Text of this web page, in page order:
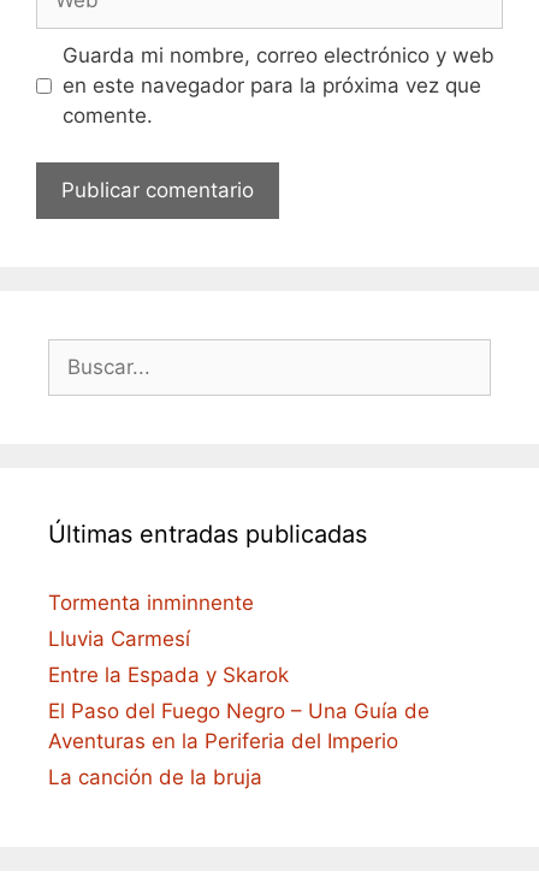
Guarda mi nombre, correo electrónico y web
en este navegador para la próxima vez que
comente.
Últimas entradas publicadas
Tormenta inminnente
Lluvia Carmesí
Entre la Espada y Skarok
El Paso del Fuego Negro – Una Guía de
Aventuras en la Periferia del Imperio
La canción de la bruja